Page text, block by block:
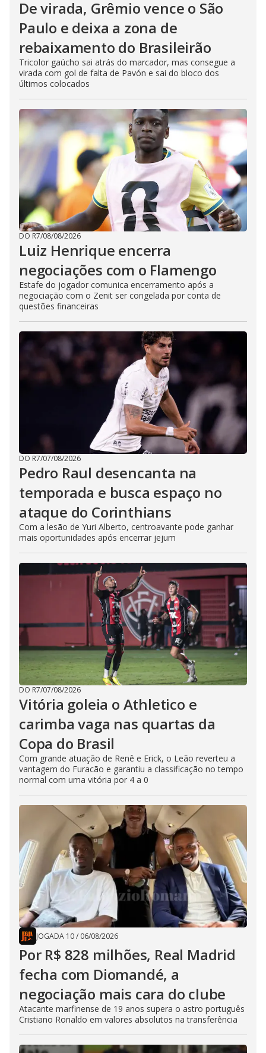
De virada, Grêmio vence o São
Paulo e deixa a zona de
rebaixamento do Brasileirão
Tricolor gaúcho sai atrás do marcador, mas consegue a
virada com gol de falta de Pavón e sai do bloco dos
últimos colocados
DO R7/08/08/2026
Luiz Henrique encerra
negociações com o Flamengo
Estafe do jogador comunica encerramento após a
negociação com o Zenit ser congelada por conta de
questões financeiras
DO R7/07/08/2026
Pedro Raul desencanta na
temporada e busca espaço no
ataque do Corinthians
Com a lesão de Yuri Alberto, centroavante pode ganhar
mais oportunidades após encerrar jejum
DO R7/07/08/2026
Vitória goleia o Athletico e
carimba vaga nas quartas da
Copa do Brasil
Com grande atuação de Renê e Erick, o Leão reverteu a
vantagem do Furacão e garantiu a classificação no tempo
normal com uma vitória por 4 a 0
JOGADA 10/ 06/08/2026
Por R$ 828 milhões, Real Madrid
fecha com Diomandé, a
negociação mais cara do clube
Atacante marfinense de 19 anos supera o astro português
Cristiano Ronaldo em valores absolutos na transferência